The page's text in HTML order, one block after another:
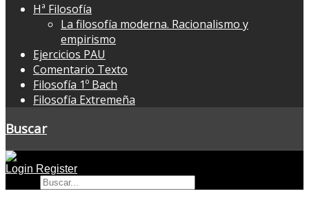
Hª Filosofía
La filosofía moderna. Racionalismo y
empirismo
Ejercicios PAU
Comentario Texto
Filosofía 1º Bach
Filosofía Extremeña
Buscar
Login Register